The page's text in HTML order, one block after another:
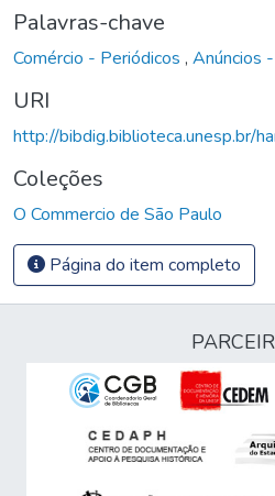
Palavras-chave
Comércio - Periódicos , Anúncios
URI
http://bibdig.biblioteca.unesp.br/
Coleções
O Commercio de São Paulo
Página do item completo